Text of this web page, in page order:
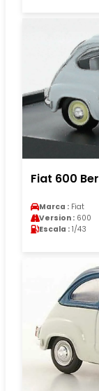
Fiat 600
Marca : Fiat
Version : 600
Escala : 1/43